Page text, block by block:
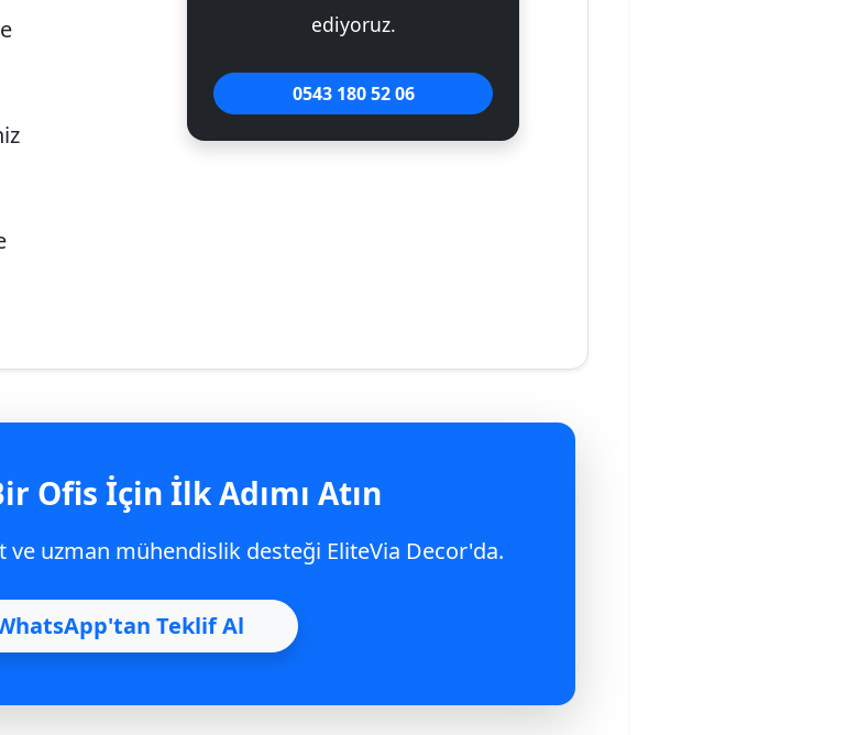
ediyoruz.
0543 180 52 06
Ofis İçin İlk Adımı Atın
ve uzman mühendislik desteği EliteVia Decor'da.
Teklif Al